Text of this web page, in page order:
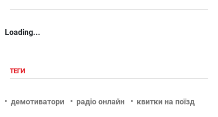
Loading...
ТЕГИ
демотиватори радіо онлайн квитки на поїзд